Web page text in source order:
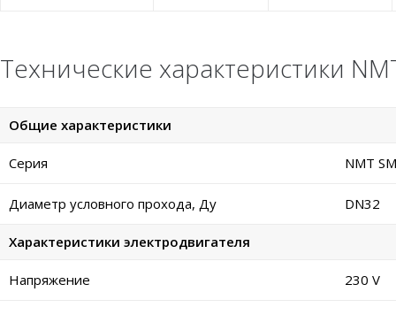
Технические характеристики
Общие характеристики
Серия NMT
Диаметр условного прохода, Ду DN32
Характеристики электродвигателя
Напряжение 230 V